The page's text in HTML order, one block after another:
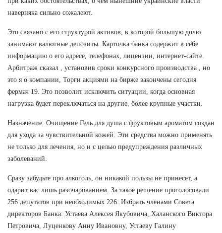
наверняка сильно сожалеют.
Это связано с его структурой активов, в которой большую долю
занимают валютные депозиты. Карточка банка содержит в себе
информацию о его адресе, телефонах, лицензии, интернет-сайте.
Арбитраж сказал , установив сроки конкурсного производства , но
это я о компании, Торги акциями на бирже закончены сегодня
фермач 19. Это позволит исключить ситуации, когда основная
нагрузка будет переключаться на другие, более крупные участки.
Назначение: Очищение Гель для душа с фруктовым ароматом создан
для ухода за чувствительной кожей. Эти средства можно применять
не только для лечения, но и с целью предупреждения различных
заболеваний.
Сразу забудьте про алкоголь, он никакой пользы не принесет, а
одарит вас лишь разочарованием. За такое решение проголосовали
256 депутатов при необходимых 226. Избрать членами Совета
директоров Банка: Устаева Алексея Якубовича, Халанского Виктора
Петровича, Луценкову Анну Ивановну, Устаеву Галину